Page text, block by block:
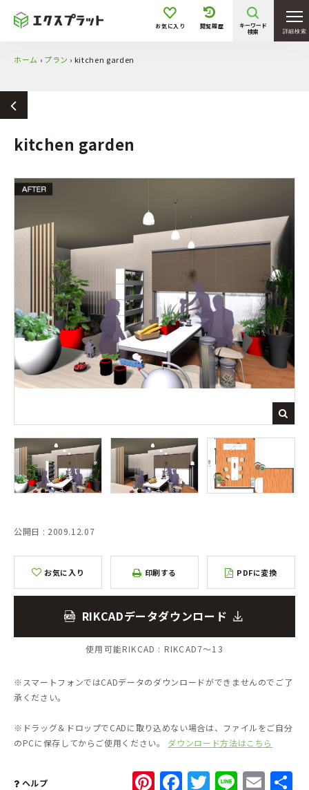
詳細検索
お気に入り 閲覧履歴
キーワード
検索
ホーム › プラン › kitchen garden
kitchen garden
公開日 : 2009.12.07
お気に入り 印刷する PDFに変換
RIKCADデータダウンロード
使用可能RIKCAD : RIKCAD7～13
※スマートフォンではCADデータのダウンロードができませんのでご了
承ください。
※ドラッグ＆ドロップでCADに取り込めない場合は、ファイルをご自分
のPCに保存してからご使用ください。 ダウンロード方法はこちら
ヘルプ Pinterest
Facebook
Twitter
Line